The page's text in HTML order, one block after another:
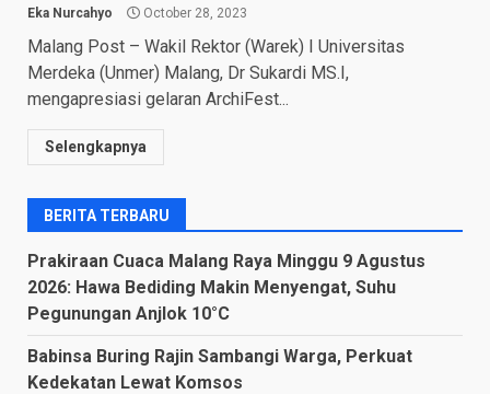
Eka Nurcahyo October 28, 2023
Malang Post – Wakil Rektor (Warek) I Universitas
Merdeka (Unmer) Malang, Dr Sukardi MS.I,
mengapresiasi gelaran ArchiFest...
Selengkapnya
BERITA TERBARU
Prakiraan Cuaca Malang Raya Minggu 9 Agustus
2026: Hawa Bediding Makin Menyengat, Suhu
Pegunungan Anjlok 10°C
Babinsa Buring Rajin Sambangi Warga, Perkuat
Kedekatan Lewat Komsos